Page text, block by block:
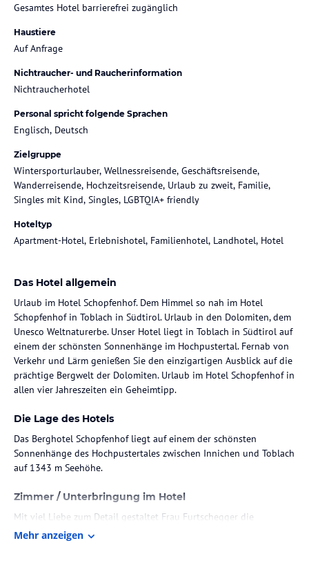
Gesamtes Hotel barrierefrei zugänglich
Haustiere
Auf Anfrage
Nichtraucher- und Raucherinformation
Nichtraucherhotel
Personal spricht folgende Sprachen
Englisch, Deutsch
Zielgruppe
Wintersporturlauber, Wellnessreisende, Geschäftsreisende,
Wanderreisende, Hochzeitsreisende, Urlaub zu zweit, Familie,
Singles mit Kind, Singles, LGBTQIA+ friendly
Hoteltyp
Apartment-Hotel, Erlebnishotel, Familienhotel, Landhotel, Hotel
Das Hotel allgemein
Urlaub im Hotel Schopfenhof. Dem Himmel so nah im Hotel
Schopfenhof in Toblach in Südtirol. Urlaub in den Dolomiten, dem
Unesco Weltnaturerbe. Unser Hotel liegt in Toblach in Südtirol auf
einem der schönsten Sonnenhänge im Hochpustertal. Fernab von
Verkehr und Lärm genießen Sie den einzigartigen Ausblick auf die
prächtige Bergwelt der Dolomiten. Urlaub im Hotel Schopfenhof in
allen vier Jahreszeiten ein Geheimtipp.
Die Lage des Hotels
Das Berghotel Schopfenhof liegt auf einem der schönsten
Sonnenhänge des Hochpustertales zwischen Innichen und Toblach
auf 1343 m Seehöhe.
Zimmer / Unterbringung im Hotel
Mit viel Liebe zum Detail gestaltet Frau Furtschegger die
einzelnen Räume als angenehme, kuschelige Zimmer zum
Mehr anzeigen